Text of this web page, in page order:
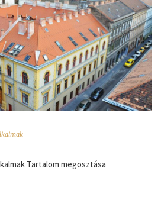
Tartalom megosztása